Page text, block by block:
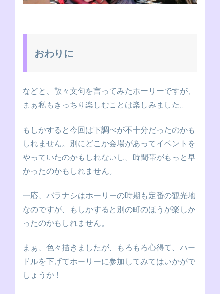
おわりに
などと、散々文句を言ってみたホーリーですが、
まぁ私もきっちり楽しむことは楽しみました。
もしかすると今回は下調べが不十分だったのかも
しれません。別にどこか会場があってイベントを
やっていたのかもしれないし、時間帯がもっと早
かったのかもしれません。
一応、バラナシはホーリーの時期も定番の観光地
なのですが、もしかすると別の町のほうが楽しか
ったのかもしれません。
まぁ、色々描きましたが、もろもろ心得て、ハー
ドルを下げてホーリーに参加してみてはいかがで
しょうか！